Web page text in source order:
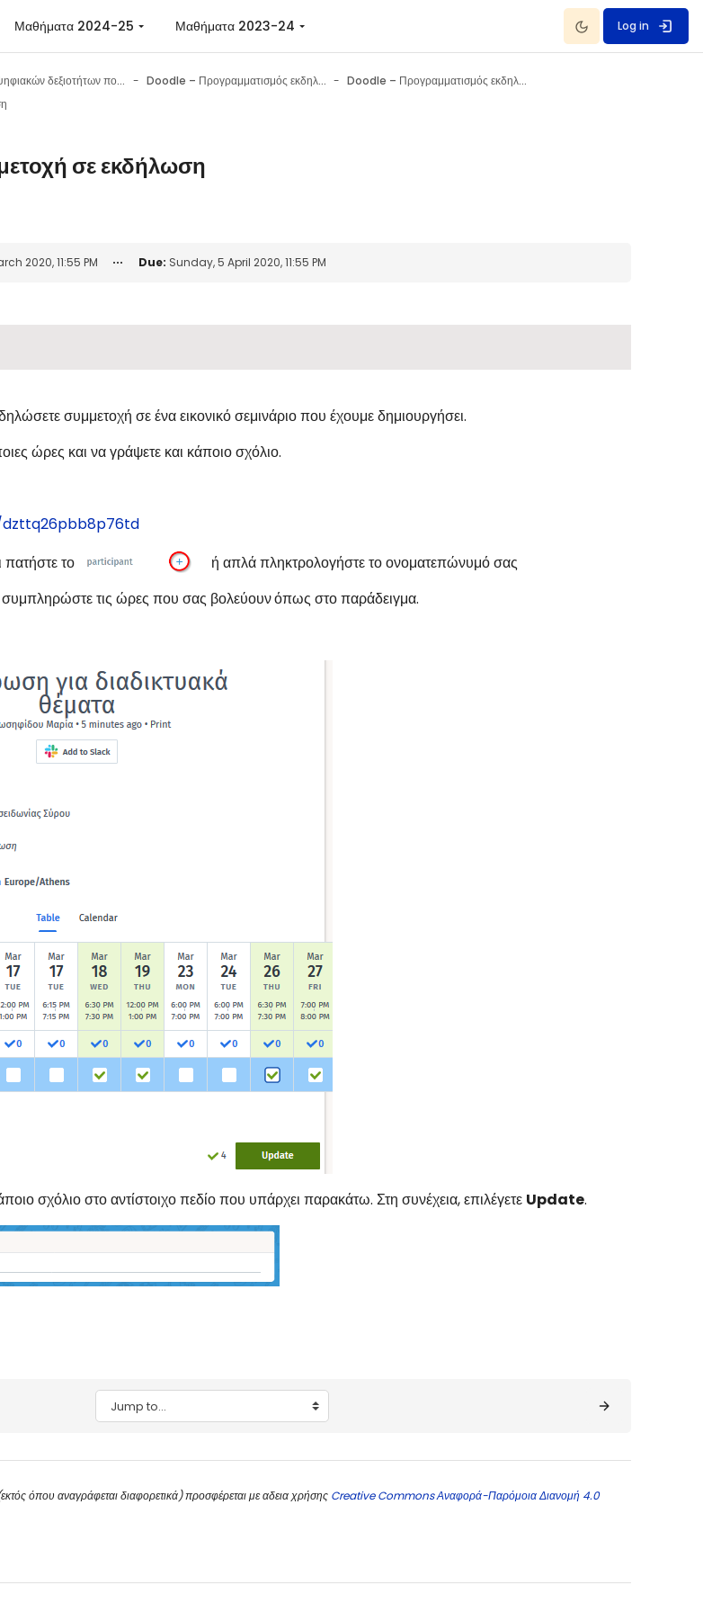
Μαθήματα 2024-25 Μαθήματα 2023-24 Dark Mode
Log in
Ακαδημία ψηφιακών δεξιοτήτων πολιτών Doodle – Προγραμματισμός εκδηλώσεων
Doodle – Προγραμματισμός εκδηλώσεων
σε εκδήλωση
2020, 11:55 PM Due: Sunday, 5 April 2020, 11:55 PM
συμμετοχή σε ένα εικονικό σεμινάριο που έχουμε δημιουργήσει.
ώρες και να γράψετε και κάποιο σχόλιο.
πατήστε το
ή απλά πληκτρολογήστε το ονοματεπώνυμό σας
συμπληρώστε τις ώρες που σας βολεύουνόπως στο παράδειγμα.
σχόλιο στο αντίστοιχο πεδίο που υπάρχει παρακάτω. Στη συνέχεια, επιλέγετε Update.
Jump to...
όπου αναγράφεται διαφορετικά) προσφέρεται με αδεια χρήσης Creative Commons Αναφορά-Παρόμοια Διανομή 4.0